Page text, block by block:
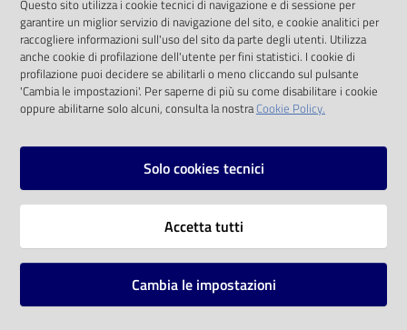
Eventi
Chiedi al
bibliotecario
solo alle condizioni previste dalla direttiva
comunitaria 2003/98/CE e dal d.lgs. 36/2006
SOCIAL
Instagram
Vai alla pagina
Mappa del sito
Questo sito utilizza i cookie tecnici di navigazione e di sessione per
garantire un miglior servizio di navigazione del sito, e cookie analitici per
raccogliere informazioni sull'uso del sito da parte degli utenti. Utilizza
anche cookie di profilazione dell'utente per fini statistici. I cookie di
profilazione puoi decidere se abilitarli o meno cliccando sul pulsante
'Cambia le impostazioni'. Per saperne di più su come disabilitare i cookie
oppure abilitarne solo alcuni, consulta la nostraCookie Policy.
Solo cookies tecnici
Accetta tutti
Cambia le impostazioni